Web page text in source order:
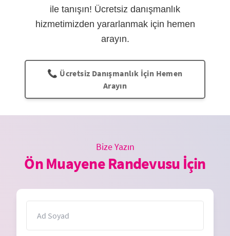
ile tanışın! Ücretsiz danışmanlık
hizmetimizden yararlanmak için hemen
arayın.
📞 Ücretsiz Danışmanlık İçin Hemen
Arayın
Bize Yazın
Ön Muayene Randevusu İçin